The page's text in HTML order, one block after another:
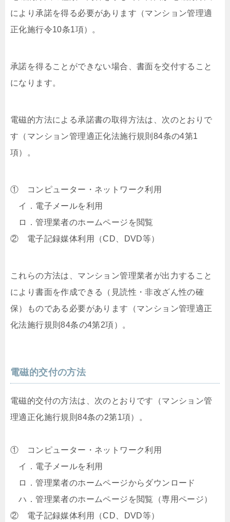
により承諾を得る必要があります（マンション管理適
正化施行令10条1項）。
承諾を得ることができない場合、書面を交付すること
になります。
電磁的方法による承諾書の取得方法は、次のとおりで
す（マンション管理適正化法施行規則84条の4第1
項）。
① コンピューター・ネットワーク利用
イ．電子メールを利用
ロ．管理業者のホームページを閲覧
② 電子記録媒体利用（CD、DVD等）
これらの方法は、マンション管理業者が出力すること
により書面を作成できる（見読性・非改ざん性の確
保）ものである必要があります（マンション管理適正
化法施行規則84条の4第2項）。
電磁的交付の方法
電磁的交付の方法は、次のとおりです（マンション管
理適正化施行規則84条の2第1項）。
① コンピューター・ネットワーク利用
イ．電子メールを利用
ロ．管理業者のホームページからダウンロード
ハ．管理業者のホームページを閲覧（専用ページ）
② 電子記録媒体利用（CD、DVD等）